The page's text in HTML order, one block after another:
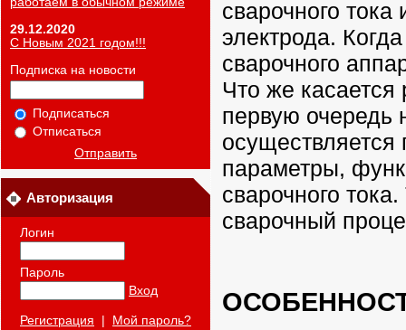
29.12.2020
С Новым 2021 годом!!!
Подписка на новости
Подписаться
Отписаться
Отправить
Авторизация
Логин
Пароль
Вход
Регистрация Мой пароль?
сварочного
электрода.
сварочного
Что же касается
первую очередь
параметры,
сварочного
сварочный